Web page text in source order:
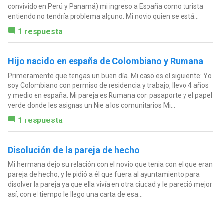
convivido en Perú y Panamá) mi ingreso a España como turista
entiendo no tendría problema alguno. Mi novio quien se está...
1 respuesta
Hijo nacido en españa de Colombiano y Rumana
Primeramente que tengas un buen día. Mi caso es el siguiente: Yo
soy Colombiano con permiso de residencia y trabajo, llevo 4 años
y medio en españa. Mi pareja es Rumana con pasaporte y el papel
verde donde les asignas un Nie a los comunitarios Mi...
1 respuesta
Disolución de la pareja de hecho
Mi hermana dejo su relación con el novio que tenia con el que eran
pareja de hecho, y le pidió a él que fuera al ayuntamiento para
disolver la pareja ya que ella vivía en otra ciudad y le pareció mejor
así, con el tiempo le llego una carta de esa...